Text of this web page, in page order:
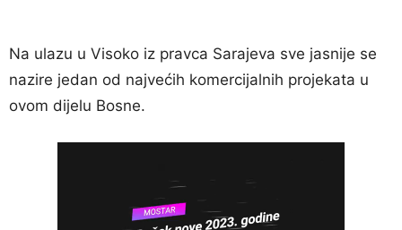
Na ulazu u Visoko iz pravca Sarajeva sve jasnije se
nazire jedan od najvećih komercijalnih projekata u
ovom dijelu Bosne.